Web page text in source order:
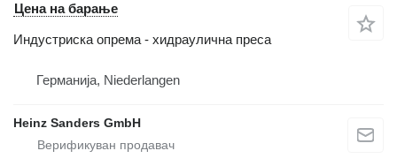
Цена на барање
Индустриска опрема - хидраулична преса
Германија, Niederlangen
Heinz Sanders GmbH